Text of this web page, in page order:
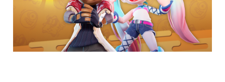
什麼是Ninjala？
什麼是Ninjala？
遊戲方式
忍者泡泡糖
關卡